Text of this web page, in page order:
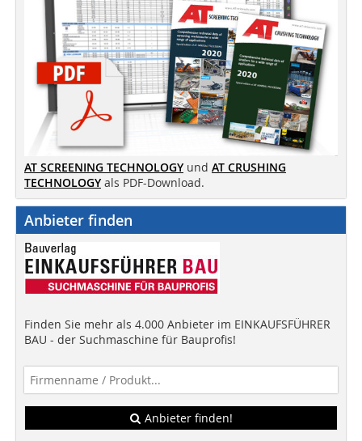
AT SCREENING TECHNOLOGY und AT CRUSHING
TECHNOLOGY als PDF-Download.
Anbieter finden
Finden Sie mehr als 4.000 Anbieter im EINKAUFSFÜHRER
BAU - der Suchmaschine für Bauprofis!
Anbieter finden!